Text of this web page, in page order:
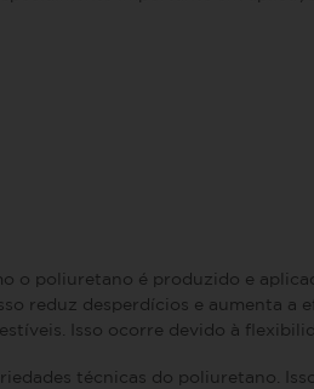
o poliuretano é produzido e
reduz desperdícios e aumenta
Isso ocorre devido à
técnicas do poliuretano.